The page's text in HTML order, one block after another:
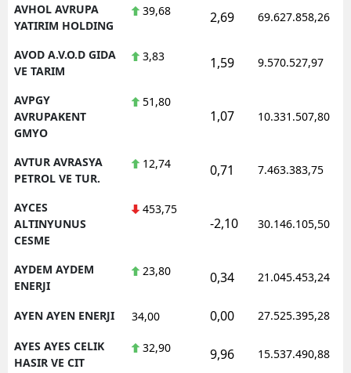
AVHOL AVRUPA
YATIRIM HOLDING
39,68 2,69 69.627.858,26
AVOD A.V.O.D GIDA
VE TARIM
3,83 1,59 9.570.527,97
AVPGY
AVRUPAKENT
GMYO
51,80
1,07 10.331.507,80
AVTUR AVRASYA
PETROL VE TUR.
12,74 0,71 7.463.383,75
AYCES
ALTINYUNUS
CESME
453,75
-2,10 30.146.105,50
AYDEM AYDEM
ENERJI
23,80 0,34 21.045.453,24
AYEN AYEN ENERJI 34,00 0,00 27.525.395,28
AYES AYES CELIK
HASIR VE CIT
32,90 9,96 15.537.490,88